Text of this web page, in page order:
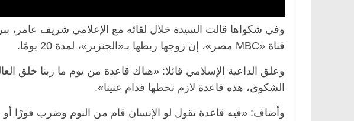
وفي شكواها قالت السيدة خلال لقائه مع الإعلامي شريف عامر،
قناة «MBC مصر»، إن زوجها ربطها بـ«الجنزير»، لمدة 20 يومًا.
وعلق الداعية الإسلامي قائلا: «هناك قاعدة من يوم ما ربنا خلق
الشكوى، هذه قاعدة لازم نحطها قدام عنينا».
وأضاف: «فيه قاعدة تقول لو الإنسان قام من النوم وضرب